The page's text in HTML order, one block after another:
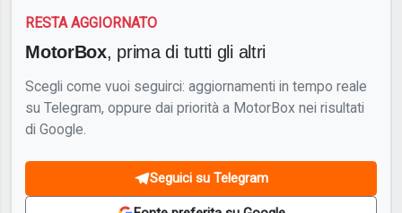
RESTA AGGIORNATO
MotorBox, prima di tutti gli altri
Scegli come vuoi seguirci: aggiornamenti in tempo reale
su Telegram, oppure dai priorità a MotorBox nei risultati
di Google.
Seguici su Telegram